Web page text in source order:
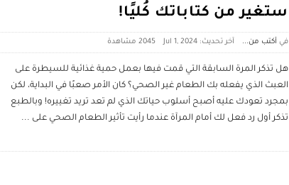
ستغير من كتاباتك كُليًا!
‎في أكتب من... آخر تحديث: Jul 1, 2024 2045 ‎مشاهدة
هل تذكر المرة السابقة التي قمت فيها بعمل حمية غذائية للسيطرة على
العبث الذي يفعله بك الطعام غير الصحي؟ كان الأمر صعبًا في البداية، لكن
بمجرد تعودك عليه أصبح أسلوب حياتك الذي لم تعد تريد تغييره! وبالطبع
تذكر أول رد فعل لك أمام المرآة عندما رأيت تأثير الطعام الصحي على ...